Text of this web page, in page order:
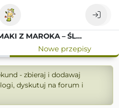
ULICZNE PRZYSMAKI Z MAROKA – ŚLIMAKI BABBOUCHE W AROMATYCZNYM WYWARZE
Nowe przepisy
- zbieraj i dodawaj
dyskutuj na forum i